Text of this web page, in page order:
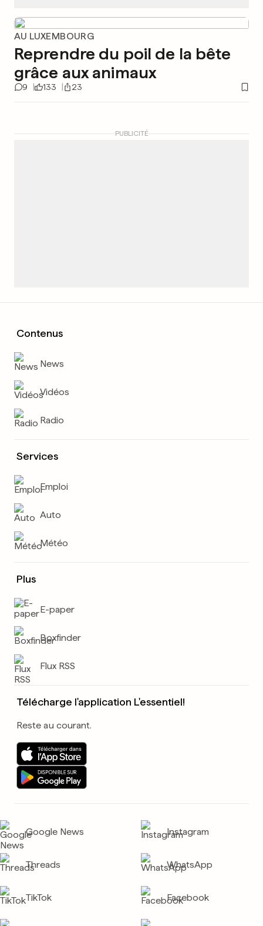
AU LUXEMBOURG
Reprendre du poil de la bête
grâce aux animaux
9 133 23
PUBLICITÉ
Contenus
News
Vidéos
Radio
Services
Emploi
Auto
Météo
Plus
E-paper
Boxfinder
Flux RSS
Télécharge l'application L'essentiel!
Reste au courant.
Google News Instagram
Threads WhatsApp
TikTok Facebook